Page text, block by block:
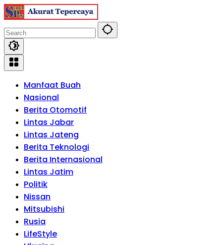
Skip
to
Manfaat Buah
Nasional
Berita Otomotif
Lintas Jabar
Lintas Jateng
Berita Teknologi
Berita Internasional
Lintas Jatim
Politik
Nissan
Mitsubishi
Rusia
LifeStyle